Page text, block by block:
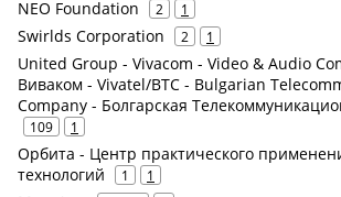
NEO Foundation 2 1
Swirlds Corporation 2 1
United Group - Vivacom - Video & Audio
Виваком - Vivatel/BTC - Bulgarian
Company - Болгарская
109 1
Орбита - Центр практического
технологий
1 1